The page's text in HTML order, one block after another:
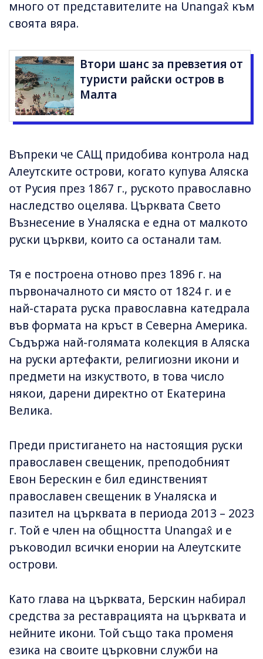
много от представителите на Unangax̂ към
своята вяра.
Втори шанс за превзетия от
туристи райски остров в
Малта
Въпреки че САЩ придобива контрола над
Алеутските острови, когато купува Аляска
от Русия през 1867 г., руското православно
наследство оцелява. Църквата Свето
Възнесение в Уналяска е една от малкото
руски църкви, които са останали там.
Тя е построена отново през 1896 г. на
първоначалното си място от 1824 г. и е
най-старата руска православна катедрала
във формата на кръст в Северна Америка.
Съдържа най-голямата колекция в Аляска
на руски артефакти, религиозни икони и
предмети на изкуството, в това число
някои, дарени директно от Екатерина
Велика.
Преди пристигането на настоящия руски
православен свещеник, преподобният
Евон Берескин е бил единственият
православен свещеник в Уналяска и
пазител на църквата в периода 2013 – 2023
г. Той е член на общността Unangax̂ и е
ръководил всички енории на Алеутските
острови.
Като глава на църквата, Берскин набирал
средства за реставрацията на църквата и
нейните икони. Той също така променя
езика на своите църковни служби на